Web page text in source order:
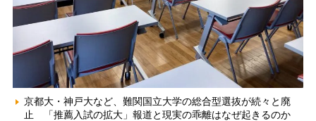
京都大・神戸大など、難関国立大学の総合型選抜が続々と廃
止 「推薦入試の拡大」報道と現実の乖離はなぜ起きるのか